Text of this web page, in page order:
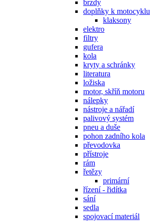
brzdy
doplňky k motocyklu
klaksony
elektro
filtry
gufera
kola
kryty a schránky
literatura
ložiska
motor, skříň motoru
nálepky
nástroje a nářadí
palivový systém
pneu a duše
pohon zadního kola
převodovka
přístroje
rám
řetězy
primární
řízení - řidítka
sání
sedla
spojovací materiál